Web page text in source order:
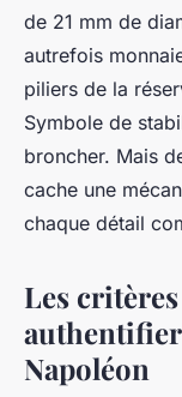
de 21 mm de
autrefois
piliers de la
Symbole de
broncher. Mais
cache une
chaque détail
Les
Napoléon